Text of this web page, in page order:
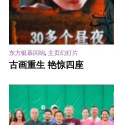
东方银幕回响, 主页幻灯片
古画重生 艳惊四座